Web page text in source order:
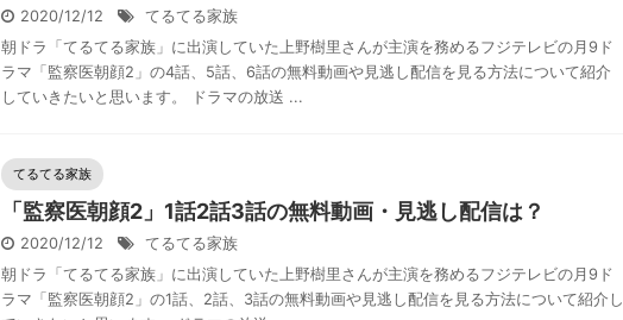
2020/12/12
てるてる家族
朝ドラ「てるてる家族」に出演していた上野樹里さんが主演を務めるフジテレビの月9ド
ラマ「監察医朝顔2」の4話、5話、6話の無料動画や見逃し配信を見る方法について紹介
していきたいと思います。 ドラマの放送 ...
てるてる家族
「監察医朝顔2」1話2話3話の無料動画・見逃し配信は？
2020/12/12
てるてる家族
朝ドラ「てるてる家族」に出演していた上野樹里さんが主演を務めるフジテレビの月9ド
ラマ「監察医朝顔2」の1話、2話、3話の無料動画や見逃し配信を見る方法について紹介し